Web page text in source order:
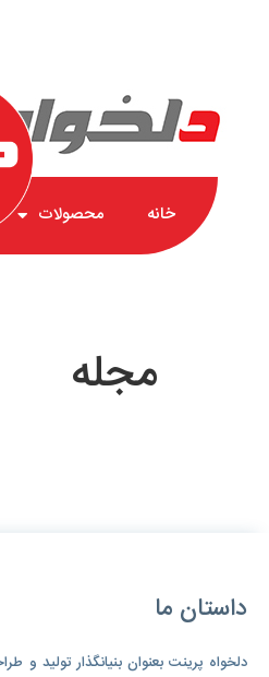
خانه محصولات
مجله
داستان ما
دلخواه پرینت بعنوان بنیانگذار تولید